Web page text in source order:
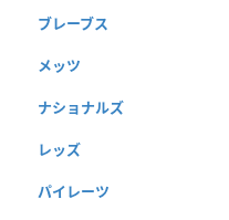
ブレーブス
メッツ
ナショナルズ
レッズ
パイレーツ